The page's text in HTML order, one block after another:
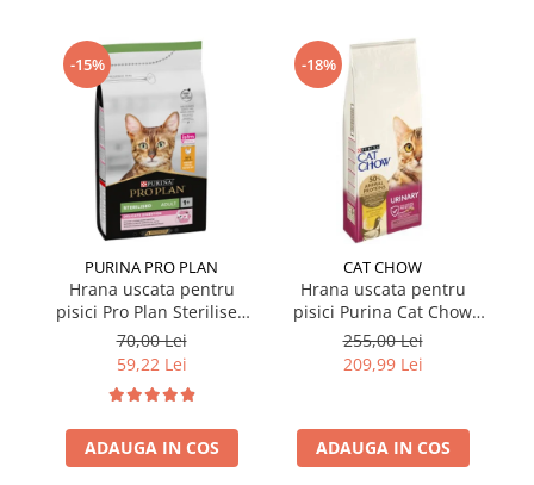
-15%
PURINA PRO PLAN
Hrana uscata pentru
pisici Pro Plan Sterilised
cu pui 1,5 kg
70,00 Lei
59,22 Lei
ADAUGA IN COS
-18%
CAT CHOW
Hrana uscata pentru
pisici Purina Cat Chow
Urinary cu pui 15 kg
255,00 Lei
209,99 Lei
ADAUGA IN COS